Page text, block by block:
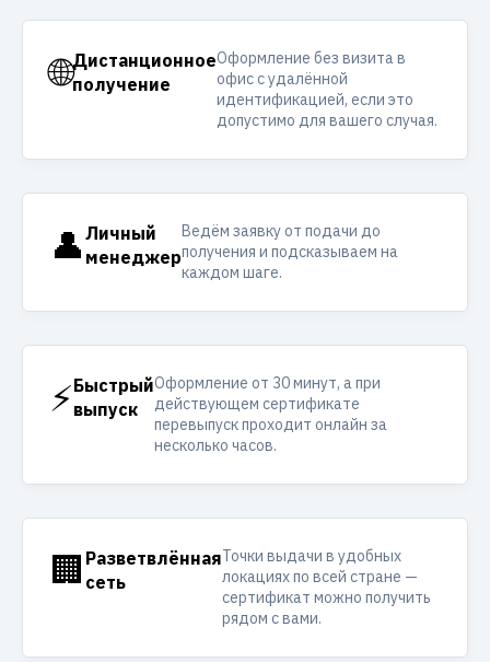
🌐Дистанционное
получение
Оформление без визита в
офис с удалённой
идентификацией, если это
допустимо для вашего случая.
👤 Личный
менеджер
Ведём заявку от подачи до
получения и подсказываем на
каждом шаге.
⚡Быстрый
выпуск
Оформление от 30 минут, а при
действующем сертификате
перевыпуск проходит онлайн за
несколько часов.
🏢 Разветвлённая
сеть
Точки выдачи в удобных
локациях по всей стране —
сертификат можно получить
рядом с вами.